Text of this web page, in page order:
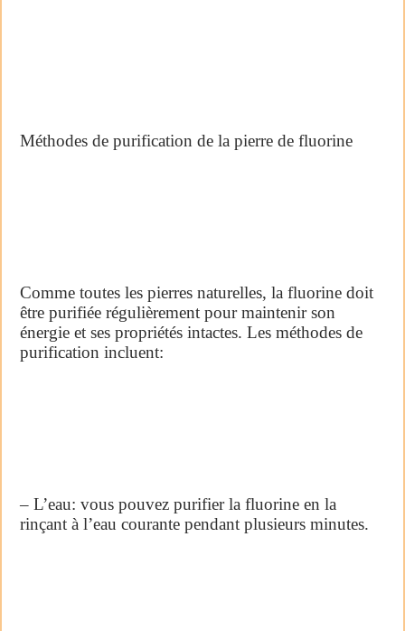
Méthodes de purification de la pierre de fluorine
Comme toutes les pierres naturelles, la fluorine doit
être purifiée régulièrement pour maintenir son
énergie et ses propriétés intactes. Les méthodes de
purification incluent:
– L’eau: vous pouvez purifier la fluorine en la
rinçant à l’eau courante pendant plusieurs minutes.